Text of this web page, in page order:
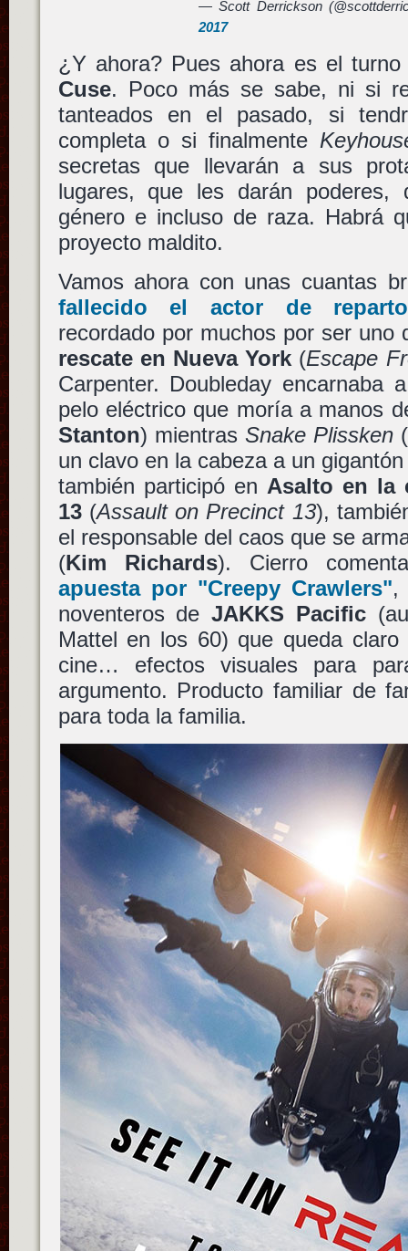
— Scott Derrickson
2017
¿Y ahora? Pues ahora es el
Cuse. Poco más se sabe, ni si
tanteados en el pasado, si
completa o si finalmente
secretas que llevarán a sus
lugares, que les darán poderes,
género e incluso de raza. Habrá
proyecto maldito.
Vamos ahora con unas cuantas
fallecido el actor de
recordado por muchos por ser
rescate en Nueva York (Escape
Carpenter. Doubleday encarnaba
pelo eléctrico que moría a manos
Stanton) mientras Snake Plissken(
un clavo en la cabeza a un
también participó en Asalto en la
13(Assault on Precinct 13),
el responsable del caos que se
(Kim Richards). Cierro
apuesta por "Creepy Crawlers",
noventeros deJAKKS Pacific
Mattel en los 60) que queda
cine… efectos visuales para
argumento. Producto familiar de
para toda la familia.